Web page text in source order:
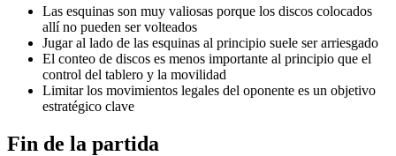
Las esquinas son muy valiosas porque los discos colocados
allí no pueden ser volteados
Jugar al lado de las esquinas al principio suele ser arriesgado
El conteo de discos es menos importante al principio que el
control del tablero y la movilidad
Limitar los movimientos legales del oponente es un objetivo
estratégico clave
Fin de la partida